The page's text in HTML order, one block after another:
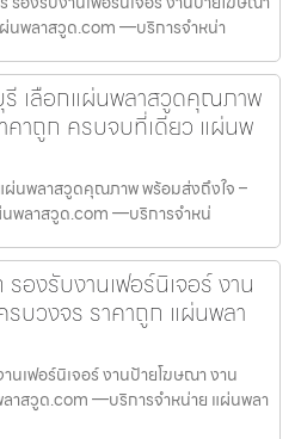
นพลาสวูด.com —บริการจำหน่า
เลือกแผ่นพลาสวูดคุณภาพ
คาถูก ครบจบที่เดียว แผ่นพ
ผ่นพลาสวูดคุณภาพ พร้อมส่งถึงใจ –
พลาสวูด.com —บริการจำหน่
องรับงานเฟอร์นิเจอร์ งาน
บวงจร ราคาถูก แผ่นพลา
เฟอร์นิเจอร์ งานป้ายโฆษณา งาน
าสวูด.com —บริการจำหน่าย แผ่นพลา